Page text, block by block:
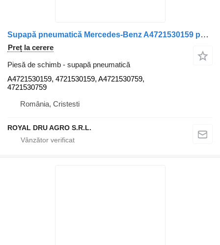
Supapă pneumatică Mercedes-Benz A4721530159 pentru camion
Preț la cerere
Piesă de schimb - supapă pneumatică
A4721530159, 4721530159, A4721530759,
4721530759
România, Cristesti
ROYAL DRU AGRO S.R.L.